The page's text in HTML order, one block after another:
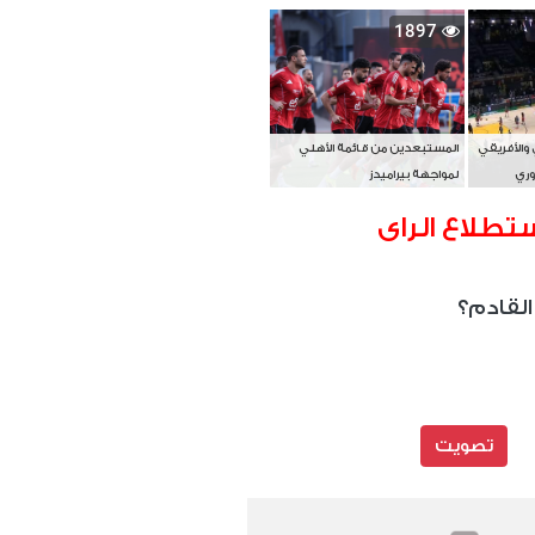
بطل آسيا
والأفريقي
1897
المستبعدين من قائمة الأهلي
لمواجهة بيراميدز
الراى
تصويت